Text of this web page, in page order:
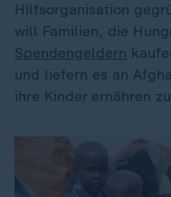
Hilfsorganisation
will Familien, die
Spendengeldern
und liefern es an
ihre Kinder ernähren